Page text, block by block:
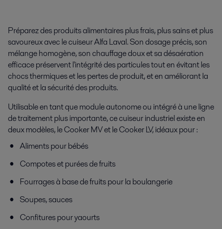
Préparez des produits alimentaires plus frais, plus sains et plus
savoureux avec le cuiseur Alfa Laval. Son dosage précis, son
mélange homogène, son chauffage doux et sa désaération
efficace préservent l'intégrité des particules tout en évitant les
chocs thermiques et les pertes de produit, et en améliorant la
qualité et la sécurité des produits.
Utilisable en tant que module autonome ou intégré à une ligne
de traitement plus importante, ce cuiseur industriel existe en
deux modèles, le Cooker MV et le Cooker LV, idéaux pour :
Aliments pour bébés
Compotes et purées de fruits
Fourrages à base de fruits pour la boulangerie
Soupes, sauces
Confitures pour yaourts